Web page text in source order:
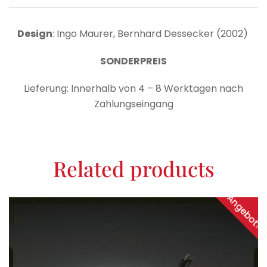
Design: Ingo Maurer, Bernhard Dessecker (2002)
SONDERPREIS
Lieferung: Innerhalb von 4 – 8 Werktagen nach
Zahlungseingang
Related products
Angebot!